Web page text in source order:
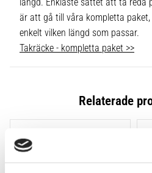
längd. Enklaste sättet att ta reda
är att gå till våra kompletta
enkelt vilken längd som passar.
Takräcke - kompletta paket >>
Relaterade